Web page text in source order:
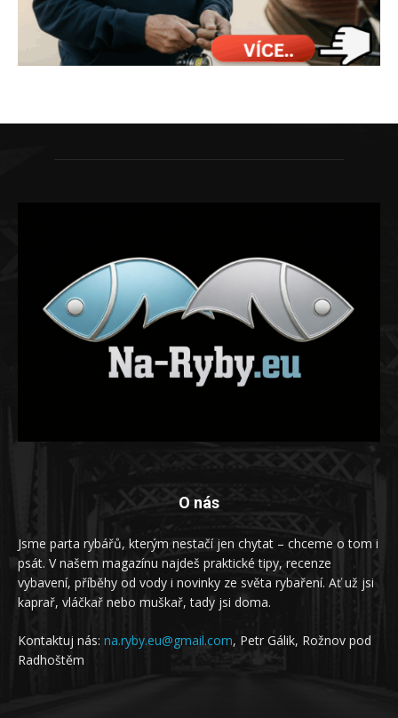
O nás
Jsme parta rybářů, kterým nestačí jen chytat – chceme o tom i
psát. V našem magazínu najdeš praktické tipy, recenze
vybavení, příběhy od vody i novinky ze světa rybaření. Ať už jsi
kaprař, vláčkař nebo muškař, tady jsi doma.
Kontaktuj nás: na.ryby.eu@gmail.com, Petr Gálik, Rožnov pod
Radhoštěm